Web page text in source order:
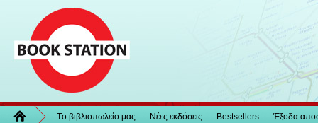
Τo βιβλιοπωλείo μας Νέες εκδόσεις Bestsellers Έξοδα